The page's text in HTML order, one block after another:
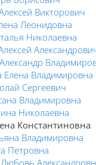
Викторович
Леонидовна
Николаевна
Елена Владимировна
Сергеевич
Владимировна
Николаевна
Константиновна
Владимировна
Петровна